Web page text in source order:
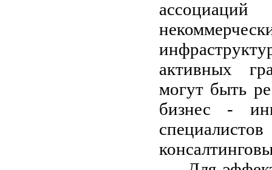
активных
могут быть
бизнес -